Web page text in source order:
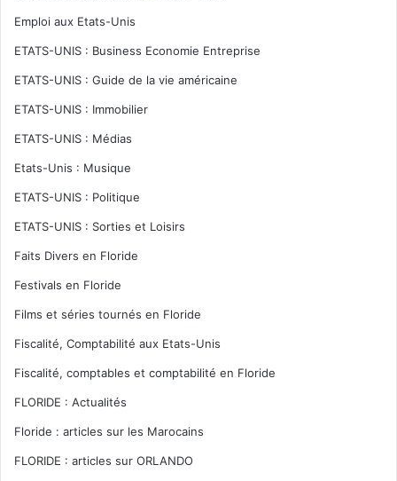
Emploi aux Etats-Unis
ETATS-UNIS : Business Economie Entreprise
ETATS-UNIS : Guide de la vie américaine
ETATS-UNIS : Immobilier
ETATS-UNIS : Médias
Etats-Unis : Musique
ETATS-UNIS : Politique
ETATS-UNIS : Sorties et Loisirs
Faits Divers en Floride
Festivals en Floride
Films et séries tournés en Floride
Fiscalité, Comptabilité aux Etats-Unis
Fiscalité, comptables et comptabilité en Floride
FLORIDE : Actualités
Floride : articles sur les Marocains
FLORIDE : articles sur ORLANDO